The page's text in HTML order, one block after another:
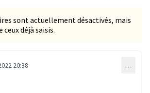
sont actuellement désactivés, mais
ceux déjà saisis.
20:38 …